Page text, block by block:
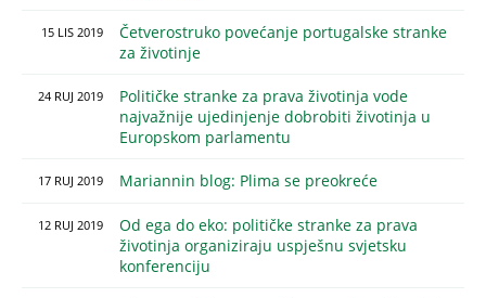
15 LIS 2019
Četverostruko povećanje portugalske stranke
za životinje
24 RUJ 2019
Političke stranke za prava životinja vode
najvažnije ujedinjenje dobrobiti životinja u
Europskom parlamentu
17 RUJ 2019 Mariannin blog: Plima se preokreće
12 RUJ 2019
Od ega do eko: političke stranke za prava
životinja organiziraju uspješnu svjetsku
konferenciju